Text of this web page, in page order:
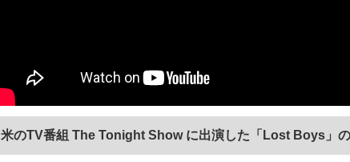
米のTV番組 The Tonight Show に出演した「Lost Boys」の